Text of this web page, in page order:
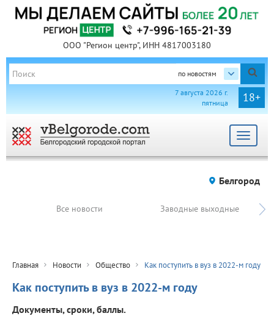
ООО "Регион центр", ИНН 4817003180
по новостям
18+
7 августа 2026 г.
пятница
Toggle
Белгород
Все новости Заводные выходные
Главная Новости Общество Как поступить в вуз в 2022-м году
Как поступить в вуз в 2022-м году
Документы, сроки, баллы.